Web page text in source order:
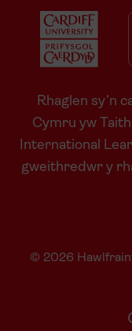
Rhaglen sy’n
Cymru yw
International
gweithredwr y
© 2026